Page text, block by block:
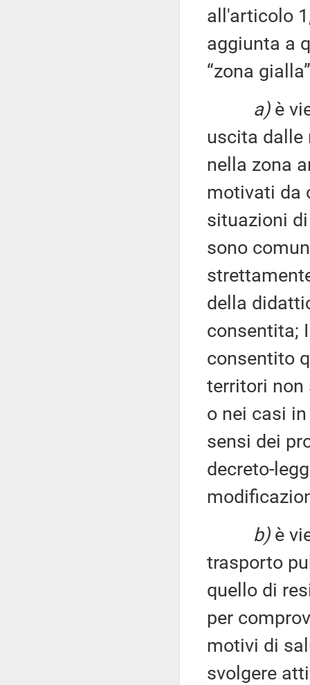
all'articolo
aggiunta a
“zona
a)è
uscita dalle
nella zona
motivati da
situazioni
sono
della
consentita;
consentito
territori non
o nei casi
sensi dei
decreto-
b)è
trasporto
quello di
per
motivi di
svolgere